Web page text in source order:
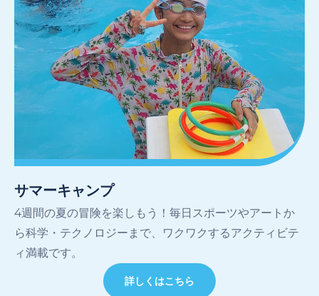
サマーキャンプ
4週間の夏の冒険を楽しもう！毎日スポーツやアートか
ら科学・テクノロジーまで、ワクワクするアクティビテ
ィ満載です。
詳しくはこちら